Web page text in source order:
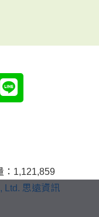
：1,121,859
Ltd. 思遠資訊